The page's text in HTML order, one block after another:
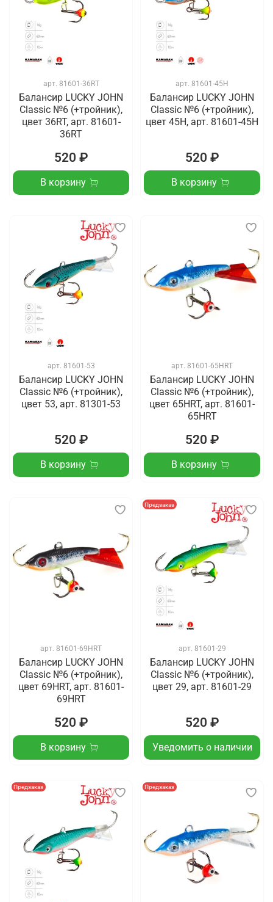
арт. 81601-36RT
Балансир LUCKY JOHN
Classic №6 (+тройник),
цвет 36RT, арт. 81601-
36RT
520 ₽
В корзину
арт. 81601-45H
Балансир LUCKY JOHN
Classic №6 (+тройник),
цвет 45H, арт. 81601-45H
520 ₽
В корзину
арт. 81601-53
Балансир LUCKY JOHN
Classic №6 (+тройник),
цвет 53, арт. 81301-53
520 ₽
В корзину
арт. 81601-65HRT
Балансир LUCKY JOHN
Classic №6 (+тройник),
цвет 65HRT, арт. 81601-
65HRT
520 ₽
В корзину
арт. 81601-69HRT
Балансир LUCKY JOHN
Classic №6 (+тройник),
цвет 69HRT, арт. 81601-
69HRT
520 ₽
В корзину
Предзаказ
арт. 81601-29
Балансир LUCKY JOHN
Classic №6 (+тройник),
цвет 29, арт. 81601-29
520 ₽
Уведомить о наличии
Предзаказ Предзаказ